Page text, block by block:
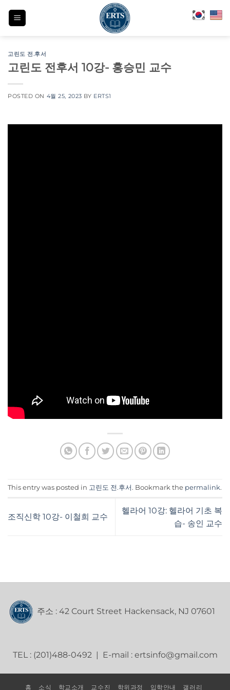
고린도 전.후서
고린도 전후서 10강- 홍승민 교수
POSTED ON 4월 25, 2023 BY ERTS1
This entry was posted in 고린도 전.후서 . Bookmark the permalink.
조직신학 10강- 이철희 교수
헬라어 10강: 헬라어 기초 복
습- 송인 교수
주소 : 42 Court Street Hackensack, NJ 07601
TEL : (201)488-0492 | E-mail : ertsinfo@gmail.com
홈 소식 학교소개 교수진 학위과정 입학안내 갤러리